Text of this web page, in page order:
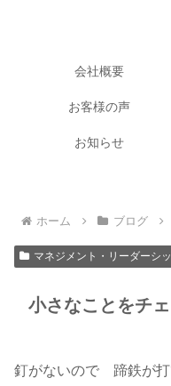
会社概要
お客様の声
お知らせ
ホーム ブログ
マネジメント・リーダーシ
小さなことをチ
釘がないので 蹄鉄が打